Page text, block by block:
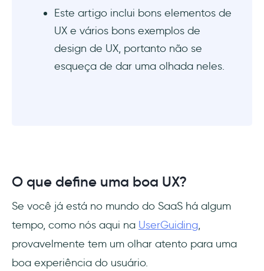
Este artigo inclui bons elementos de
UX e vários bons exemplos de
design de UX, portanto não se
esqueça de dar uma olhada neles.
O que define uma boa UX?
Se você já está no mundo do SaaS há algum
tempo, como nós aqui na UserGuiding,
provavelmente tem um olhar atento para uma
boa experiência do usuário.